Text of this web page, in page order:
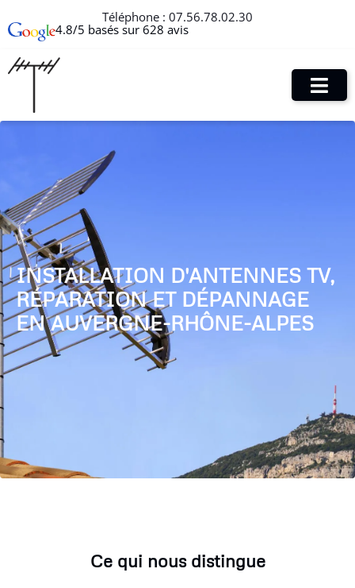
Téléphone : 07.56.78.02.30
4.8/5 basés sur 628 avis
INSTALLATION D'ANTENNES TV,
RÉPARATION ET DÉPANNAGE
EN AUVERGNE-RHÔNE-ALPES
Ce qui nous distingue